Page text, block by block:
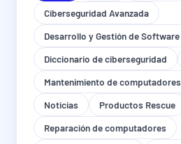
Ciberseguridad Avanzada
Desarrollo y Gestión de Software
Diccionario de ciberseguridad
Mantenimiento de computadores
Noticias
Productos Rescue
Reparación de computadores